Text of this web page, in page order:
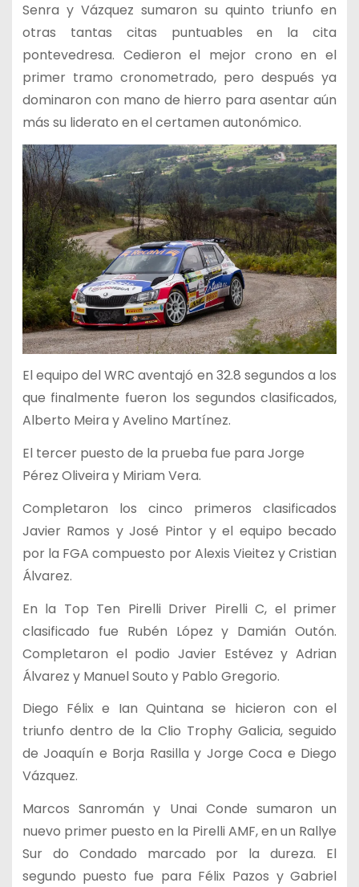
Senra y Vázquez sumaron su quinto triunfo en
otras tantas citas puntuables en la cita
pontevedresa. Cedieron el mejor crono en el
primer tramo cronometrado, pero después ya
dominaron con mano de hierro para asentar aún
más su liderato en el certamen autonómico.
El equipo del WRC aventajó en 32.8 segundos a los
que finalmente fueron los segundos clasificados,
Alberto Meira y Avelino Martínez.
El tercer puesto de la prueba fue para Jorge
Pérez Oliveira y Miriam Vera.
Completaron los cinco primeros clasificados
Javier Ramos y José Pintor y el equipo becado
por la FGA compuesto por Alexis Vieitez y Cristian
Álvarez.
En la Top Ten Pirelli Driver Pirelli C, el primer
clasificado fue Rubén López y Damián Outón.
Completaron el podio Javier Estévez y Adrian
Álvarez y Manuel Souto y Pablo Gregorio.
Diego Félix e Ian Quintana se hicieron con el
triunfo dentro de la Clio Trophy Galicia, seguido
de Joaquín e Borja Rasilla y Jorge Coca e Diego
Vázquez.
Marcos Sanromán y Unai Conde sumaron un
nuevo primer puesto en la Pirelli AMF, en un Rallye
Sur do Condado marcado por la dureza. El
segundo puesto fue para Félix Pazos y Gabriel